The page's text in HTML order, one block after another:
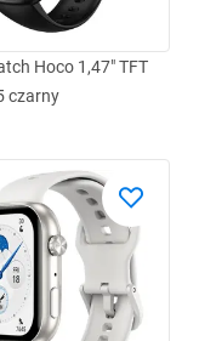
Hoco 1,47" TFT
czarny